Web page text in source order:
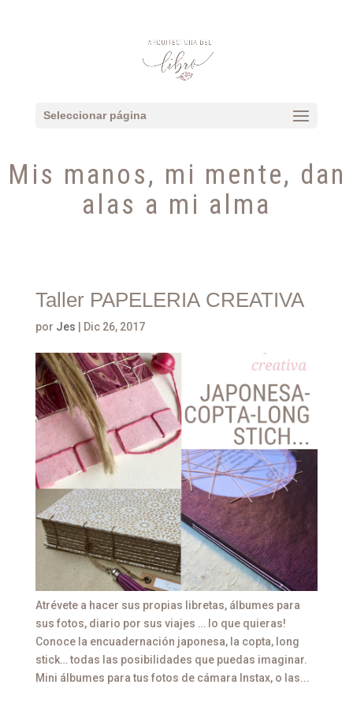
Seleccionar página
Mis manos, mi mente, dan
alas a mi alma
Taller PAPELERIA CREATIVA
por Jes Dic 26, 2017
Atrévete a hacer sus propias libretas, álbumes para
sus fotos, diario por sus viajes … lo que quieras!
Conoce la encuadernación japonesa, la copta, long
stick… todas las posibilidades que puedas imaginar.
Mini álbumes para tus fotos de cámara Instax, o las...